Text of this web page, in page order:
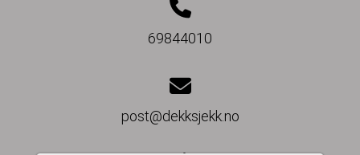
69844010
post@dekksjekk.no